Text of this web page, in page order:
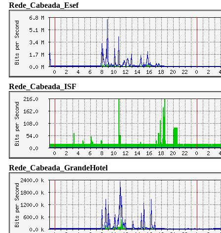
Rede_Cabeada_Esef
Rede_Cabeada_ISF
Rede_Cabeada_GrandeHotel